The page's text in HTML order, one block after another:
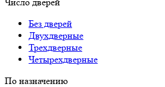
Без дверей
Двухдверные
Трехдверные
Четырехдверные
По назначению